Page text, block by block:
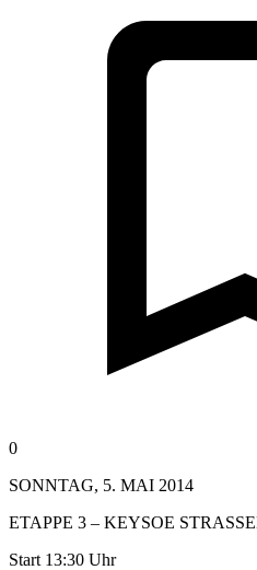
0
SONNTAG, 5. MAI 2014
ETAPPE 3 – KEYSOE
Start 13:30 Uhr